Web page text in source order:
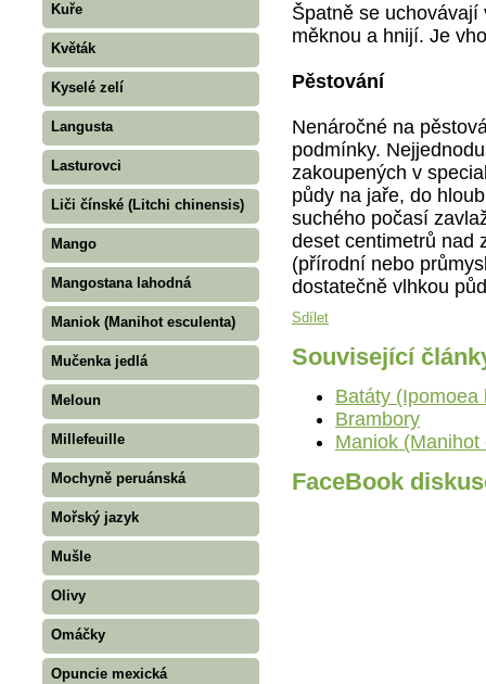
Kuře
Květák
Kyselé zelí
Langusta
Lasturovci
Liči čínské (Litchi chinensis)
Mango
Mangostana lahodná
Maniok (Manihot esculenta)
Mučenka jedlá
Meloun
Millefeuille
Mochyně peruánská
Mořský jazyk
Mušle
Olivy
Omáčky
Opuncie mexická
Špatně se
měknou a hnijí. Je
Pěstování
Nenáročné na
podmínky.
zakoupených v
půdy na jaře, do
suchého počasí
deset centimetrů nad
(přírodní nebo
dostatečně vlhkou
Sdílet
Související
Batáty (Ipomoea
Brambory
Maniok (Manihot
FaceBook